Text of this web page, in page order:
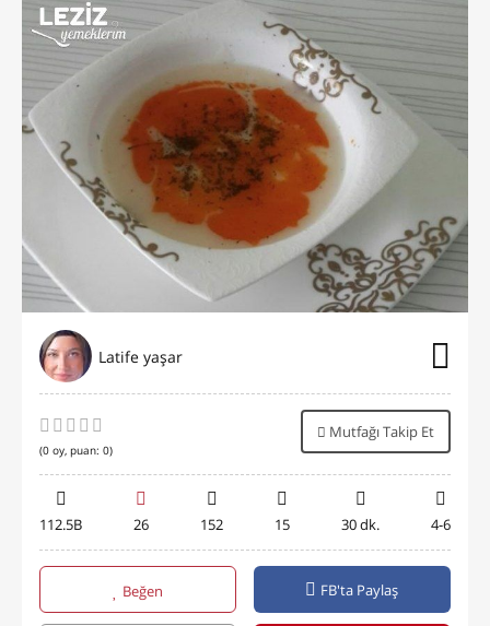
Latife yaşar
(0 oy, puan: 0)
Mutfağı Takip Et
112.5B 26 152 15 30 dk. 4-6
Beğen FB'ta Paylaş